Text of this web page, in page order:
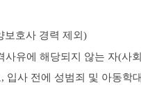
보호사 경력 제외)
사유에 해당되지 않는 자(사
, 입사 전에 성범죄 및 아동학